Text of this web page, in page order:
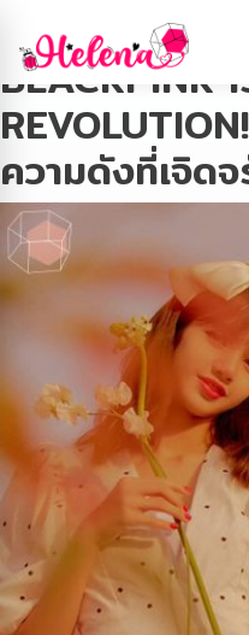
Tag:แบล็คพิงค์
BLACKPINK
ความดังที่เจิด